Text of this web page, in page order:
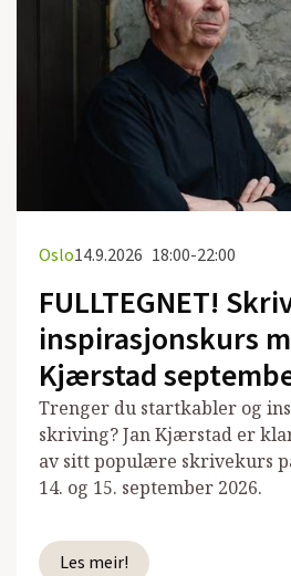
Oslo14.9.2026 18:00-22:00
FULLTEGNET!
inspirasjonskurs
Kjærstad
Trenger du startkabler og
skriving? Jan Kjærstad er
av sitt populære skrivekurs
14. og 15. september 2026.
Les meir!